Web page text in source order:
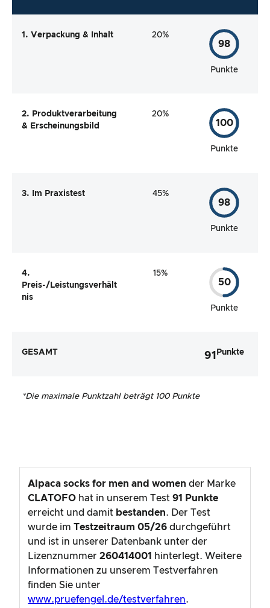
1. Verpackung & Inhalt 20%
98
Punkte
2. Produktverarbeitung
& Erscheinungsbild
20%
100
Punkte
3. Im Praxistest 45%
98
Punkte
4.
Preis-/Leistungsverhält
nis
15%
50
Punkte
GESAMT 91 Punkte
*Die maximale Punktzahl beträgt 100 Punkte
Alpaca socks for men and women der Marke
CLATOFO hat in unserem Test 91
Punkte
erreicht und damit bestanden. Der Test
wurde imTestzeitraum05/26 durchgeführt
und ist in unserer Datenbank unter der
Lizenznummer260414001 hinterlegt. Weitere
Informationen zu unserem Testverfahren
finden Sie unter
www.pruefengel.de/testverfahren.